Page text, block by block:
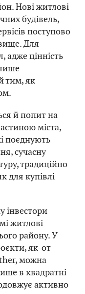
Нові житлові
будівель,
поступово
Для
адже цінність
тим, як
й попит на
міста,
поєднують
сучасну
традиційно
для купівлі
інвестори
житлові
району. У
як-от
можна
в квадратні
активно